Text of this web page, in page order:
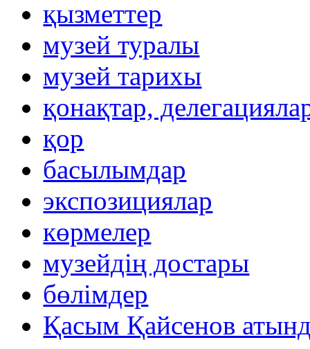
қызметтер
музей туралы
музей тарихы
қонақтар,
қор
басылымдар
экспозициялар
көрмелер
музейдің достары
бөлімдер
Қасым Қайсенов